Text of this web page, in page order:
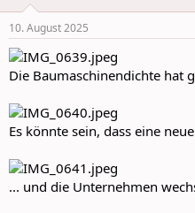
s
:
10. August 2025
Die Baumaschinendichte hat
Es könnte sein, dass eine
... und die Unternehmen